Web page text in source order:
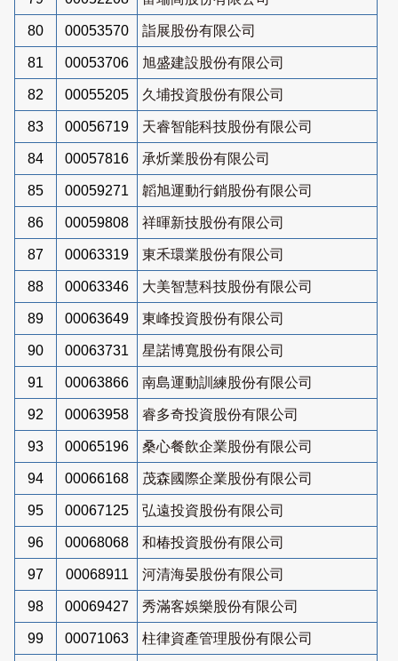
80 00053570 詣展股份有限公司
81 00053706 旭盛建設股份有限公司
82 00055205 久埔投資股份有限公司
83 00056719 天睿智能科技股份有限公司
84 00057816 承炘業股份有限公司
85 00059271 韜旭運動行銷股份有限公司
86 00059808 祥暉新技股份有限公司
87 00063319 東禾環業股份有限公司
88 00063346 大美智慧科技股份有限公司
89 00063649 東峰投資股份有限公司
90 00063731 星諾博寬股份有限公司
91 00063866 南島運動訓練股份有限公司
92 00063958 睿多奇投資股份有限公司
93 00065196 桑心餐飲企業股份有限公司
94 00066168 茂森國際企業股份有限公司
95 00067125 弘遠投資股份有限公司
96 00068068 和椿投資股份有限公司
97 00068911 河清海晏股份有限公司
98 00069427 秀滿客娛樂股份有限公司
99 00071063 柱律資產管理股份有限公司